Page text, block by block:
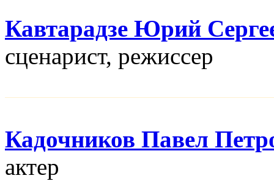
Кавтарадзе Юрий
сценарист, режисcер
Кадочников Павел
актер